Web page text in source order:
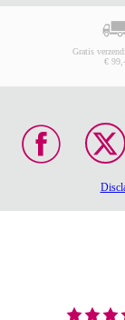
Gratis
€ 99,-